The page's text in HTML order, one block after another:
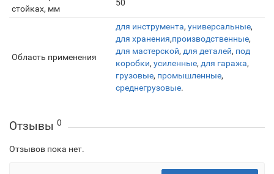
стойках, мм
50
Область применения
для инструмента, универсальные,
для хранения,производственные,
для мастерской, для деталей, под
коробки, усиленные, для гаража,
грузовые, промышленные,
среднегрузовые.
Отзывы 0
Отзывов пока нет.